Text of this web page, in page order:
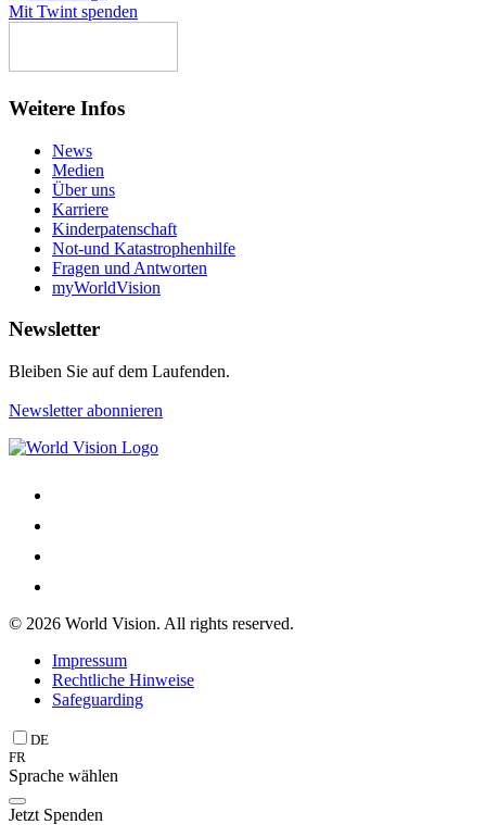
Mit Twint spenden
Weitere Infos
News
Medien
Über uns
Karriere
Kinderpatenschaft
Not-und Katastrophenhilfe
Fragen und Antworten
myWorldVision
Newsletter
Bleiben Sie auf dem Laufenden.
Newsletter abonnieren
© 2026 World Vision. All rights reserved.
Impressum
Rechtliche Hinweise
Safeguarding
DE
FR
Sprache wählen
Jetzt Spenden